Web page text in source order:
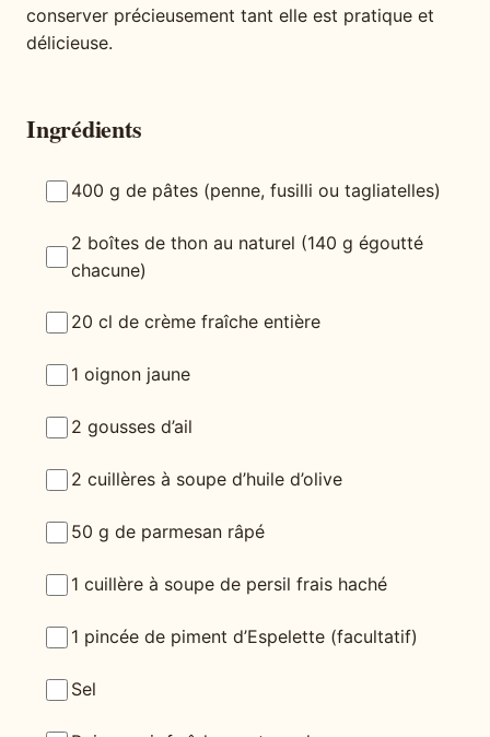
conserver précieusement tant elle est pratique et
délicieuse.
Ingrédients
400 g de pâtes (penne, fusilli ou tagliatelles)
2 boîtes de thon au naturel (140 g égoutté
chacune)
20 cl de crème fraîche entière
1 oignon jaune
2 gousses d’ail
2 cuillères à soupe d’huile d’olive
50 g de parmesan râpé
1 cuillère à soupe de persil frais haché
1 pincée de piment d’Espelette (facultatif)
Sel